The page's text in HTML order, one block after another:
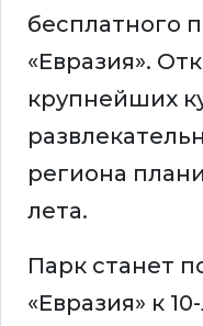
бесплатного
«Евразия».
крупнейших
региона
лета.
Парк станет
«Евразия» к